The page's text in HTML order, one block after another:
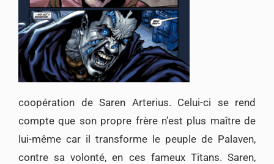
coopération de Saren Arterius. Celui-ci se rend
compte que son propre frère n’est plus maître de
lui-même car il transforme le peuple de Palaven,
contre sa volonté, en ces fameux Titans. Saren,